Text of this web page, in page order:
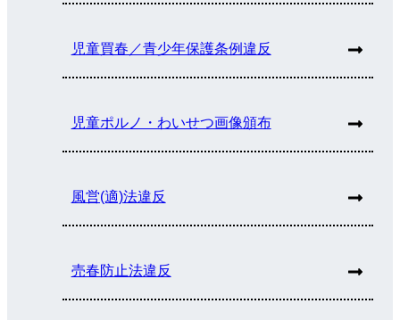
児童買春／青少年保護条例違反
児童ポルノ・わいせつ画像頒布
風営(適)法違反
売春防止法違反